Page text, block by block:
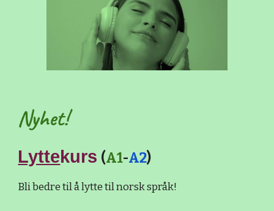
Nyhet!
Lyttekurs (A1-A2)
Bli bedre til å lytte til norsk språk!